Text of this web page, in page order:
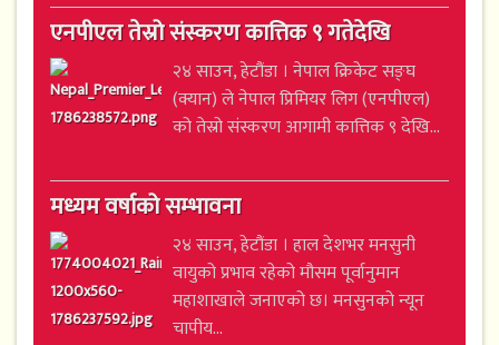
एनपीएल तेस्रो संस्करण कात्तिक ९ गतेदेखि
२४ साउन, हेटौंडा । नेपाल क्रिकेट सङ्घ
(क्यान) ले नेपाल प्रिमियर लिग (एनपीएल)
को तेस्रो संस्करण आगामी कात्तिक ९ देखि...
मध्यम वर्षाको सम्भावना
२४ साउन, हेटौंडा । हाल देशभर मनसुनी
वायुको प्रभाव रहेको मौसम पूर्वानुमान
महाशाखाले जनाएको छ। मनसुनको न्यून
चापीय...